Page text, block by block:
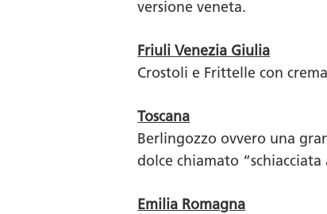
versione veneta.
Friuli Venezia Giulia
Crostoli e Frittelle con
Toscana
Berlingozzo ovvero una
dolce chiamato
Emilia Romagna